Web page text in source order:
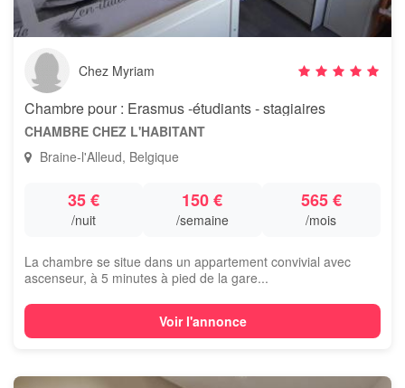
Chez Myriam
Chambre pour : Erasmus -étudiants - stagiaires
CHAMBRE CHEZ L'HABITANT
Braine-l'Alleud, Belgique
35 €
/nuit
150 €
/semaine
565 €
/mois
La chambre se situe dans un appartement convivial avec
ascenseur, à 5 minutes à pied de la gare...
Voir l'annonce